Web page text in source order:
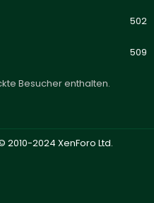
502
509
Besucher enthalten.
2010-2024 XenForo Ltd.